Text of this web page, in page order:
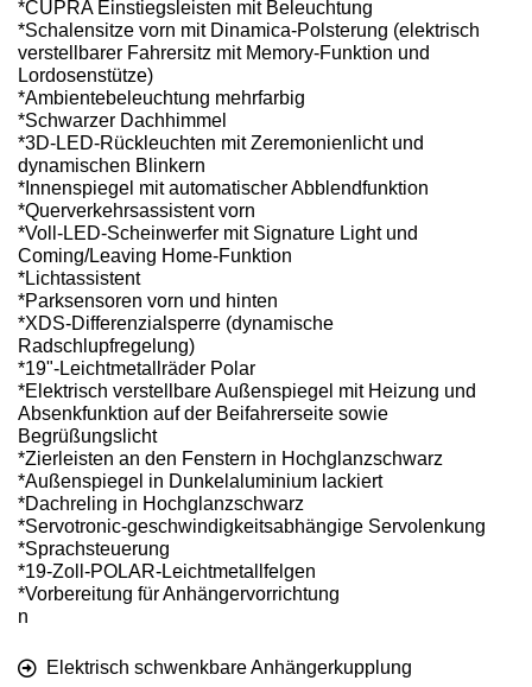
*CUPRA Einstiegsleisten mit Beleuchtung
*Schalensitze vorn mit Dinamica-Polsterung (elektrisch
verstellbarer Fahrersitz mit Memory-Funktion und
Lordosenstütze)
*Ambientebeleuchtung mehrfarbig
*Schwarzer Dachhimmel
*3D-LED-Rückleuchten mit Zeremonienlicht und
dynamischen Blinkern
*Innenspiegel mit automatischer Abblendfunktion
*Querverkehrsassistent vorn
*Voll-LED-Scheinwerfer mit Signature Light und
Coming/Leaving Home-Funktion
*Lichtassistent
*Parksensoren vorn und hinten
*XDS-Differenzialsperre (dynamische
Radschlupfregelung)
*19"-Leichtmetallräder Polar
*Elektrisch verstellbare Außenspiegel mit Heizung und
Absenkfunktion auf der Beifahrerseite sowie
Begrüßungslicht
*Zierleisten an den Fenstern in Hochglanzschwarz
*Außenspiegel in Dunkelaluminium lackiert
*Dachreling in Hochglanzschwarz
*Servotronic-geschwindigkeitsabhängige Servolenkung
*Sprachsteuerung
*19-Zoll-POLAR-Leichtmetallfelgen
*Vorbereitung für Anhängervorrichtung
n
Elektrisch schwenkbare Anhängerkupplung